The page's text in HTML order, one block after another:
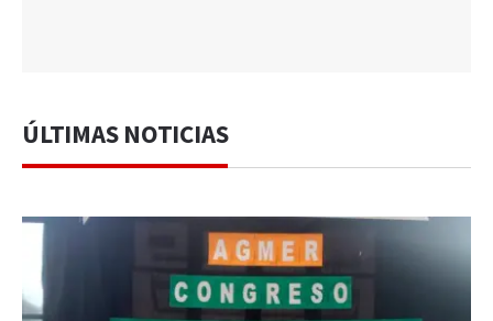
ÚLTIMAS NOTICIAS